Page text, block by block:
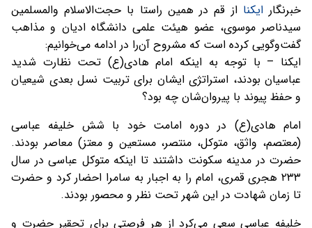
خبرنگارایکنا از قم در همین راستا با حجت‌الاسلام والمسلمین
سیدناصر موسوی، عضو هیئت علمی دانشگاه ادیان و مذاهب
گفت‌وگویی کرده است که مشروح آن‌را در ادامه می‌خوانیم:
ایکنا – با توجه به اینکه امام هادی(ع) تحت نظارت شدید
عباسیان بودند، استراتژی ایشان برای تربیت نسل بعدی شیعیان
و حفظ پیوند با پیروان‌شان چه بود؟
امام هادی(ع) در دوره امامت خود با شش خلیفه عباسی
(معتصم، واثق، متوکل، منتصر، مستعین و معتز) معاصر بودند.
حضرت در مدینه سکونت داشتند تا اینکه متوکل عباسی در سال
۲۳۳ هجری قمری، امام را به اجبار به سامرا احضار کرد و حضرت
تا زمان شهادت در این شهر تحت نظر و محصور بودند.
خلیفه عباسی سعی می‌کرد از هر فرصتی برای تحقیر حضرت و